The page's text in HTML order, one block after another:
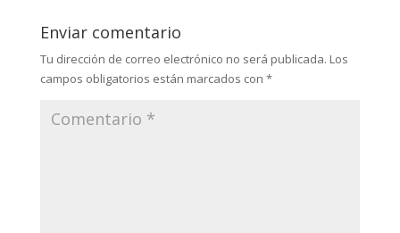
Enviar comentario
Tu dirección de correo electrónico no será publicada. Los
campos obligatorios están marcados con *